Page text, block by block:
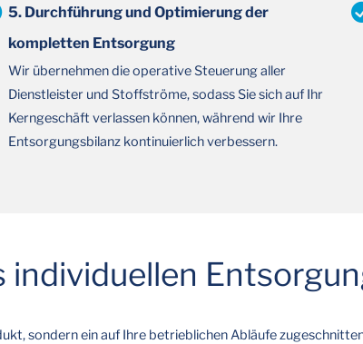
5. Durchführung und Optimierung der
kompletten Entsorgung
Wir übernehmen die operative Steuerung aller
Dienstleister und Stoffströme, sodass Sie sich auf Ihr
Kerngeschäft verlassen können, während wir Ihre
Entsorgungsbilanz kontinuierlich verbessern.
individuellen
sondern ein auf Ihre betrieblichen Abläufe